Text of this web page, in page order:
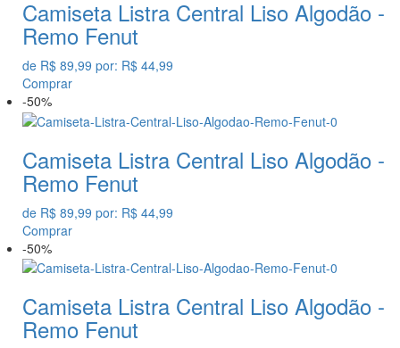
Camiseta Listra Central Liso Algodão -
Remo Fenut
de R$ 89,99 por: R$ 44,99
Comprar
-50%
Camiseta Listra Central Liso Algodão -
Remo Fenut
de R$ 89,99 por: R$ 44,99
Comprar
-50%
Camiseta Listra Central Liso Algodão -
Remo Fenut